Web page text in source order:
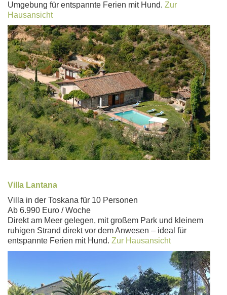
Umgebung für entspannte Ferien mit Hund. Zur
Hausansicht
Villa Lantana
Villa in der Toskana für 10 Personen
Ab 6.990 Euro / Woche
Direkt am Meer gelegen, mit großem Park und kleinem
ruhigen Strand direkt vor dem Anwesen – ideal für
entspannte Ferien mit Hund. Zur Hausansicht